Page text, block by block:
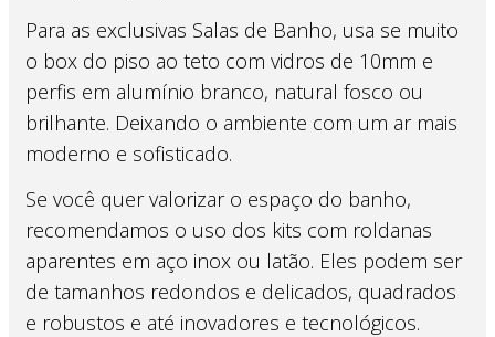
Para as exclusivas Salas de Banho, usa se muito
o box do piso ao teto com vidros de 10mm e
perfis em alumínio branco, natural fosco ou
brilhante. Deixando o ambiente com um ar mais
moderno e sofisticado.
Se você quer valorizar o espaço do banho,
recomendamos o uso dos kits com roldanas
aparentes em aço inox ou latão. Eles podem ser
de tamanhos redondos e delicados, quadrados
e robustos e até inovadores e tecnológicos.